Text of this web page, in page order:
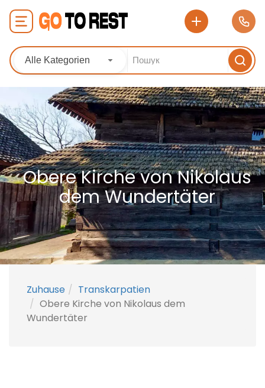
Alle Kategorien
Obere Kirche von Nikolaus
dem Wundertäter
Zuhause
Transkarpatien
Obere Kirche von Nikolaus dem
Wundertäter